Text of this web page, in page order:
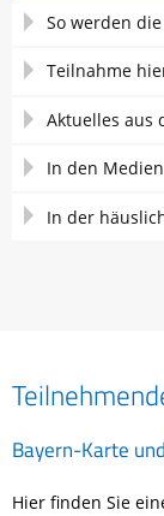
So werden
Teilnahme
Aktuelles aus
In den Medien
In der
Bayern-Karte
Hier finden Sie